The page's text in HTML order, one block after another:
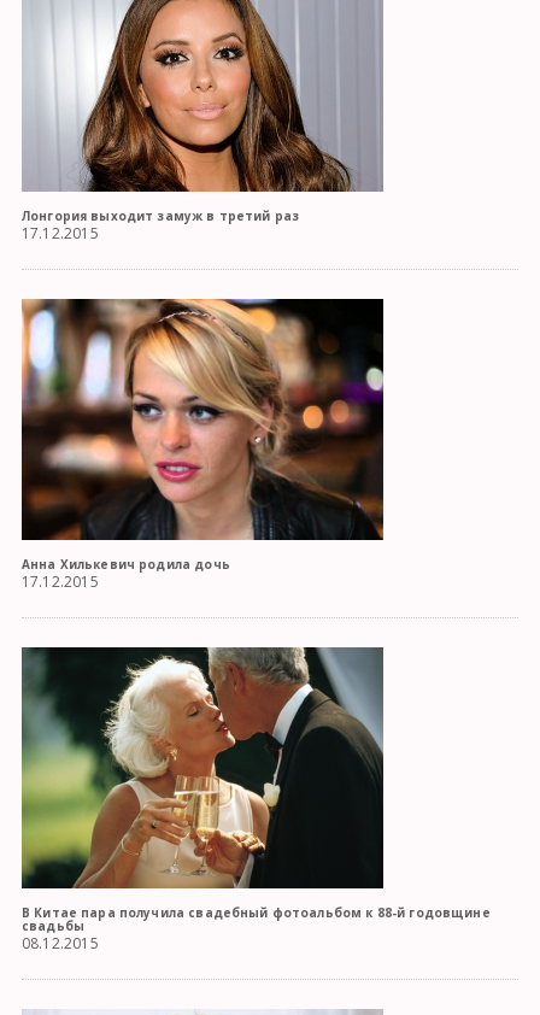
Лонгория выходит замуж в третий раз
17.12.2015
Анна Хилькевич родила дочь
17.12.2015
В Китае пара получила свадебный фотоальбом к 88-й годовщине
свадьбы
08.12.2015